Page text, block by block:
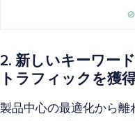
2. 新しいキーワー
トラフィックを獲
製品中心の最適化から離